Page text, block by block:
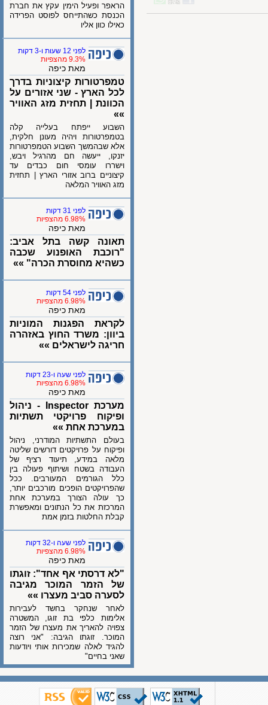
הראפר ופעיל הימין עקץ את חברת
הכנסת כשהתייחס לפוסט הפרידה
כאילו כוון אליו
לפני 12 שעות ו-3 דקות
9.3% מהצפיות
מאת כיפה
טמפרטורות קיצוניות בדרך
לכל הארץ - שני אזורים על
הכוונת | תחזית מזג האוויר
השבוע ייפתח בעלייה קלה
בטמפרטורות ויהיה מעונן חלקית,
אלא שבהמשך השבוע הטמפרטורות
יזנקו, ייעשה חם מהרגיל ויבש,
וישררו עומסי חום כבדים עד
קיצוניים ברוב אזורי הארץ | תחזית
מזג האוויר המלאה
לפני 31 דקות
6.98% מהצפיות
מאת כיפה
תאונה קשה בתל אביב:
"רוכבת האופנוע שכבה
כשהיא מחוסרת הכרה" »»
לפני 54 דקות
6.98% מהצפיות
מאת כיפה
לקראת הפגנות המוניות
ביוון: משרד החוץ באזהרה
חריגה לישראלים »»
לפני שעה ו-23 דקות
6.98% מהצפיות
מאת כיפה
מערכת Inspector - ניהול
ופיקוח פרויקטי תשתיות
במערכת אחת »»
בעולם התשתיות המודרני, ניהול
ופיקוח על פרויקטים דורשים שליטה
מלאה במידע, תיעוד רציף של
העבודה בשטח ושיתוף פעולה בין
כלל הגורמים המעורבים. ככל
שהפרויקטים הופכים מורכבים יותר,
כך עולה הצורך במערכת אחת
המרכזת את כל הנתונים ומאפשרת
קבלת החלטות בזמן אמת
לפני שעה ו-32 דקות
6.98% מהצפיות
מאת כיפה
"לא דרסתי אף אחד": זוגתו
של הזמר המוכר מגיבה
לסערה סביב מעצרו »»
לאחר שנחקר בחשד לעבירות
אלימות כלפי בת זוגו, המשטרה
צפויה להאריך את מעצרו של הזמר
המוכר. זוגתו הגיבה: "אני רוצה
להגיד לאלה שמכירות אותי ויודעות
שאני בחיים"